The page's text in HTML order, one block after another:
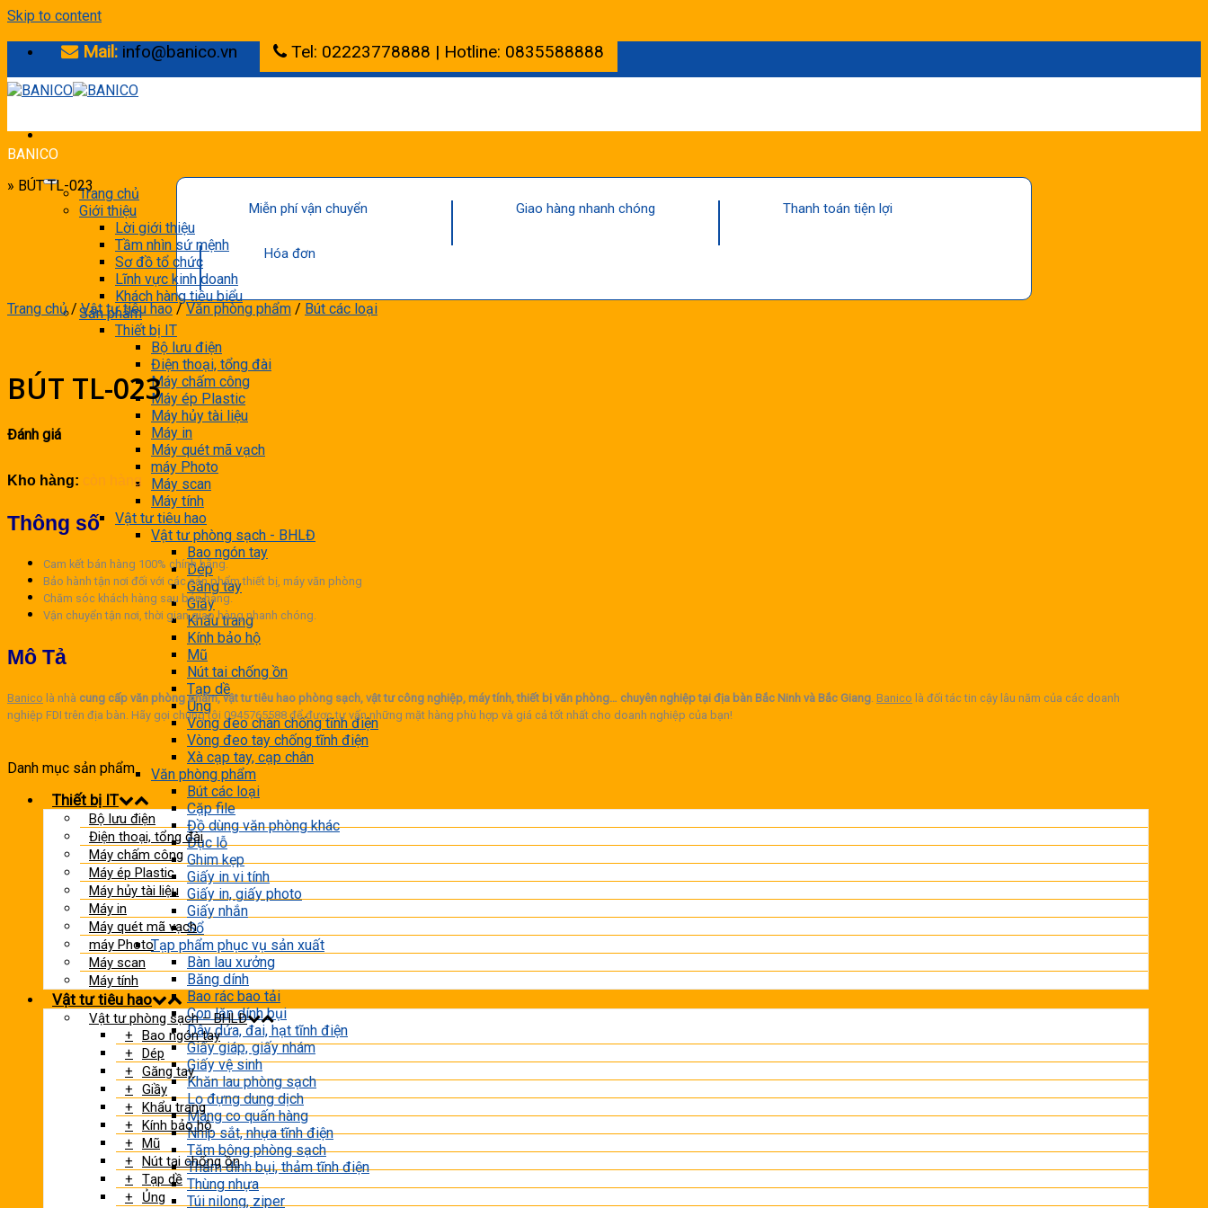
Skip to content
Mail: info@banico.vn Tel: 02223778888 | Hotline: 0835588888
Trang chủ
Giới thiệu
Lời giới thiệu
Tầm nhìn sứ mệnh
Sơ đồ tổ chức
Lĩnh vực kinh doanh
Khách hàng tiêu biểu
Sản phẩm
Thiết bị IT
Bộ lưu điện
Điện thoại, tổng đài
Máy chấm công
Máy ép Plastic
Máy hủy tài liệu
Máy in
Máy quét mã vạch
máy Photo
Máy scan
Máy tính
Vật tư tiêu hao
Vật tư phòng sạch - BHLĐ
Bao ngón tay
Dép
Găng tay
Giầy
Khẩu trang
Kính bảo hộ
Mũ
Nút tai chống ồn
Tạp dề
Ủng
Vòng đeo chân chống tĩnh điện
Vòng đeo tay chống tĩnh điện
Xà cạp tay, cạp chân
Văn phòng phẩm
Bút các loại
Cặp file
Đồ dùng văn phòng khác
Đục lỗ
Ghim kẹp
Giấy in vi tính
Giấy in, giấy photo
Giấy nhắn
Sổ
Tạp phẩm phục vụ sản xuất
Bàn lau xưởng
Băng dính
Bao rác bao tải
Con lăn dính bụi
Dây dứa, đai, hạt tĩnh điện
Giấy giáp, giấy nhám
Giấy vệ sinh
Khăn lau phòng sạch
Lọ đựng dung dịch
Màng co quấn hàng
Nhíp sắt, nhựa tĩnh điện
Tăm bông phòng sạch
Thảm dính bụi, thảm tĩnh điện
Thùng nhựa
Túi nilong, ziper
BANICO
» BÚT TL-023
Miễn phí vận chuyển Giao hàng nhanh chóng Thanh toán tiện lợi
Hóa đơn
Trang chủ / Vật tư tiêu hao / Văn phòng phẩm / Bút các loại
BÚT TL-023
Đánh giá
Kho hàng: còn hàng
Thông số
Cam kết bán hàng 100% chính hãng.
Bảo hành tận nơi đối với các sản phẩm thiết bị, máy văn phòng
Chăm sóc khách hàng sau bán hàng.
Vận chuyển tận nơi, thời gian giao hàng nhanh chóng.
Mô Tả
Banico là nhà cung cấp văn phòng phẩm, vật tư tiêu hao phòng sạch, vật tư công nghiệp, máy tính, thiết bị văn phòng… chuyên nghiệp tại địa bàn Bắc Ninh và Bắc Giang Banico là đối tác tin cậy lâu năm của các doanh
nghiệp FDI trên địa bàn. Hãy gọi chúng tôi 0945765588 để được tư vấn những mặt hàng phù hợp và giá cả tốt nhất cho doanh nghiệp của bạn!
Danh mục sản phẩm
Thiết bị IT
Bộ lưu điện
Điện thoại, tổng đài
Máy chấm công
Máy ép Plastic
Máy hủy tài liệu
Máy in
Máy quét mã vạch
máy Photo
Máy scan
Máy tính
Vật tư tiêu hao
Vật tư phòng sạch – BHLĐ
Bao ngón tay
Dép
Găng tay
Giầy
Khẩu trang
Kính bảo hộ
Mũ
Nút tai chống ồn
Tạp dề
Ủng